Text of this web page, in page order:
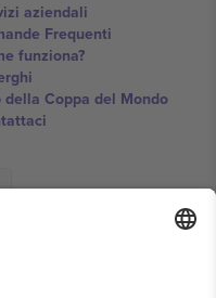
aziendali
Frequenti
funziona?
della Coppa del Mondo